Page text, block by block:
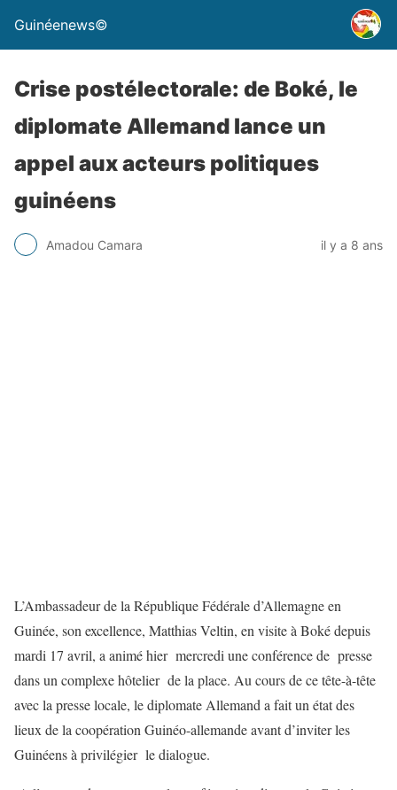
Guinéenews©
Crise postélectorale: de Boké, le
diplomate Allemand lance un
appel aux acteurs politiques
guinéens
Amadou Camara il y a 8 ans
L’Ambassadeur de la République Fédérale d’Allemagne en
Guinée, son excellence, Matthias Veltin, en visite à Boké depuis
mardi 17 avril, a animé hier mercredi une conférence de presse
dans un complexe hôtelier de la place. Au cours de ce tête-à-tête
avec la presse locale, le diplomate Allemand a fait un état des
lieux de la coopération Guinéo-allemande avant d’inviter les
Guinéens à privilégier le dialogue.